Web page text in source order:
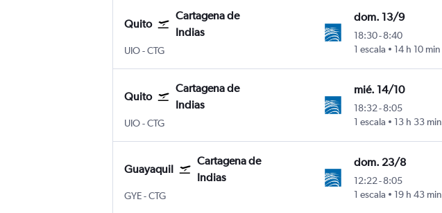
Quito
Cartagena de
Indias
UIOQuito Internacional Mariscal Sucre
-CTG Cartagena de Indias Internacional Rafael Núñez
dom. 13/9
18:30-8:40
1 escala
14 h 10 min
Quito
Cartagena de
Indias
UIOQuito Internacional Mariscal Sucre
-CTG Cartagena de Indias Internacional Rafael Núñez
mié. 14/10
18:32-8:05
1 escala
13 h 33 min
Guayaquil
Cartagena de
Indias
GYEGuayaquil Internacional José Joaquín de Olmedo
-CTG Cartagena de Indias Internacional Rafael Núñez
dom. 23/8
12:22-8:05
1 escala
19 h 43 min